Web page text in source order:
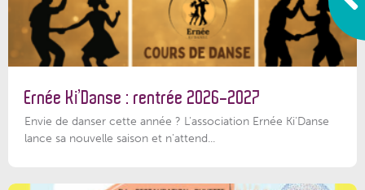
Ernée Ki’Danse : rentrée 2026-2027
Envie de danser cette année ? L'association Ernée Ki'Danse
lance sa nouvelle saison et n'attend...